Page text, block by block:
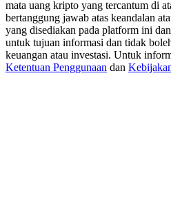
Register & Trade to Win
Precious Metals Trading
mata uang kripto yang tercantum di
bertanggung jawab atas keandalan
yang disediakan pada platform ini
untuk tujuan informasi dan tidak
keuangan atau investasi. Untuk
Ketentuan Penggunaan dan